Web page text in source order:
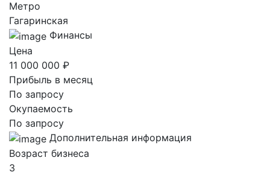
Метро
Гагаринская
Финансы
Цена
11 000 000 ₽
Прибыль в месяц
По запросу
Окупаемость
По запросу
Дополнительная информация
Возраст бизнеса
3